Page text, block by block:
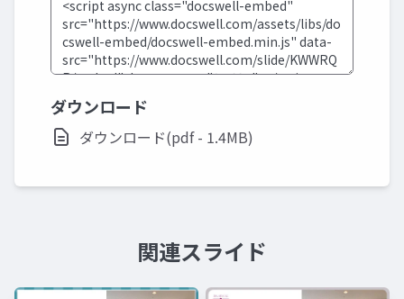
ダウンロード
ダウンロード(pdf - 1.4MB)
関連スライド